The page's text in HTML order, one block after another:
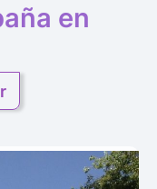
en